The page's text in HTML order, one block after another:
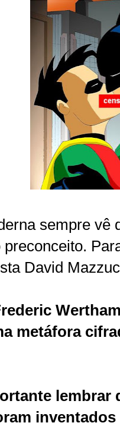
sempre vê
David
metáfora
lembrar
inventados